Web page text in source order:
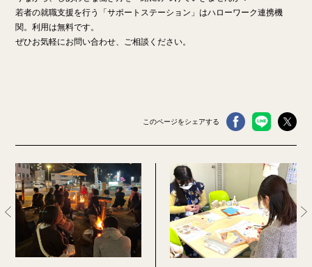
若者の就職支援を行う「サポートステーション」はハローワーク連携機
関。利用は無料です。
ぜひお気軽にお問い合わせ、ご相談ください。
このページをシェアする